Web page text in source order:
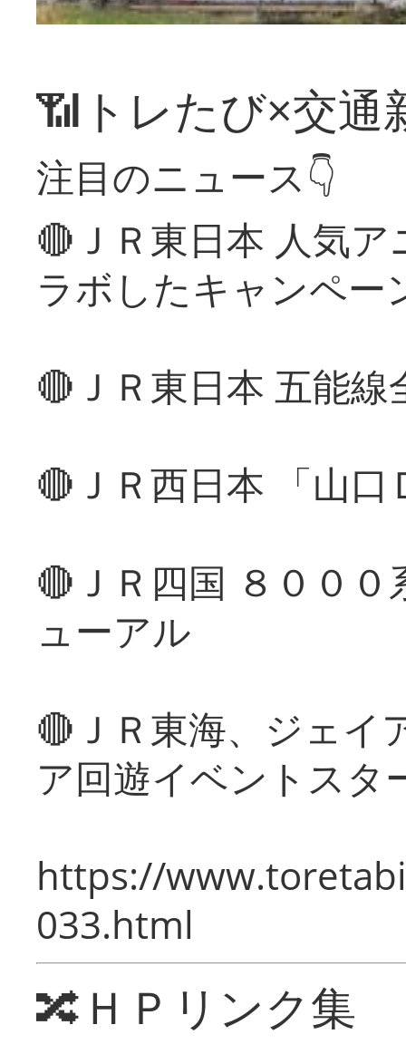
📶トレたび×交通
注目のニュース👇
🔴ＪＲ東日本 人気
ラボしたキャンペー
🔴ＪＲ東日本 五能
🔴ＪＲ西日本 「山
🔴ＪＲ四国 ８００
ューアル
🔴ＪＲ東海、ジェイ
ア回遊イベントスタ
https://
033.html
🔀ＨＰリンク集